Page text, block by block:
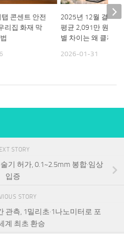
콘센트 안전
리집 화재 막
2025년 12월 결혼서
평균 2,091만 원인데
별 차이는 왜 클까
2026-01-31
STORY
기 허가, 0.1~2.5mm 봉합·임상
입증
STORY
관측, 1밀리초·1나노미터로 포
계 최초 환승